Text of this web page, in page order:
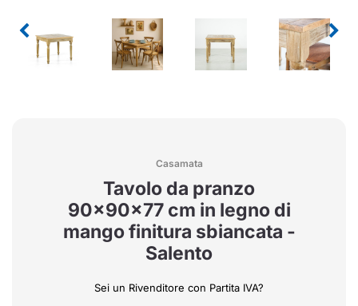
Casamata
Tavolo da pranzo
90x90x77 cm in legno di
mango finitura sbiancata -
Salento
Sei un Rivenditore con Partita IVA?